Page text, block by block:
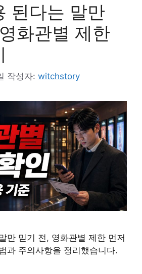
된다는 말만
화관별 제한
작성자: witchstory
만 믿기 전, 영화관별 제한 먼저
과 주의사항을 정리했습니다.